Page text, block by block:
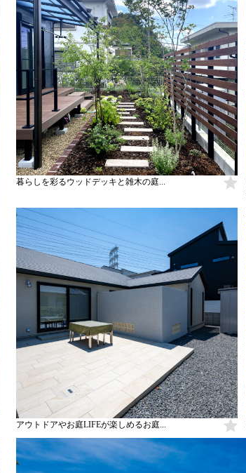
暮らしを彩るウッドデッキと雑木の庭...
アウトドアやお庭LIFEが楽しめるお庭...